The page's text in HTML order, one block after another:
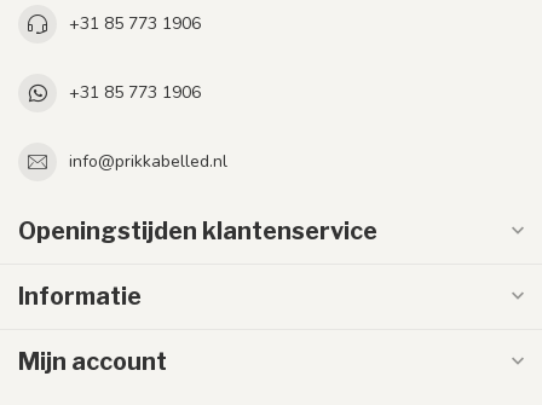
+31 85 773 1906
+31 85 773 1906
info@prikkabelled.nl
Openingstijden klantenservice
Informatie
Mijn account